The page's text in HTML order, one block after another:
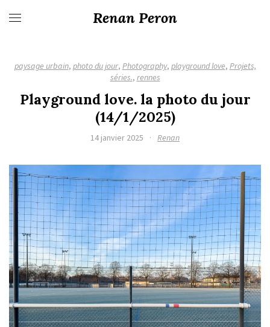
Renan Peron
paysage urbain, photo du jour, Photography, playground love, Projets,
séries., rennes
Playground love. la photo du jour
(14/1/2025)
14 janvier 2025 · Renan